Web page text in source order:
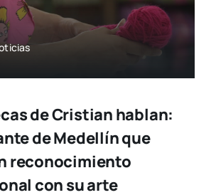
de Cristian hablan:
de Medellín que
reconocimiento
con su arte